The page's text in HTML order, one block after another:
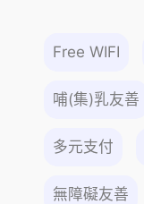
Free WIFI
哺(集)乳友善
多元支付
無障礙友善